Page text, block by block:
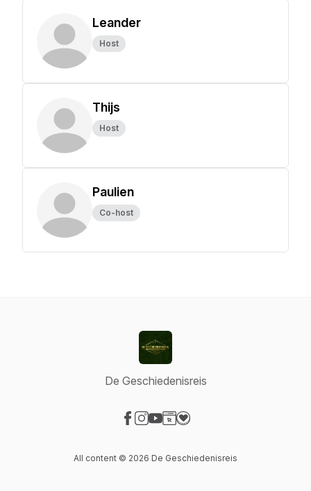
Leander
Host
Thijs
Host
Paulien
Co-host
De Geschiedenisreis
All content © 2026 De Geschiedenisreis